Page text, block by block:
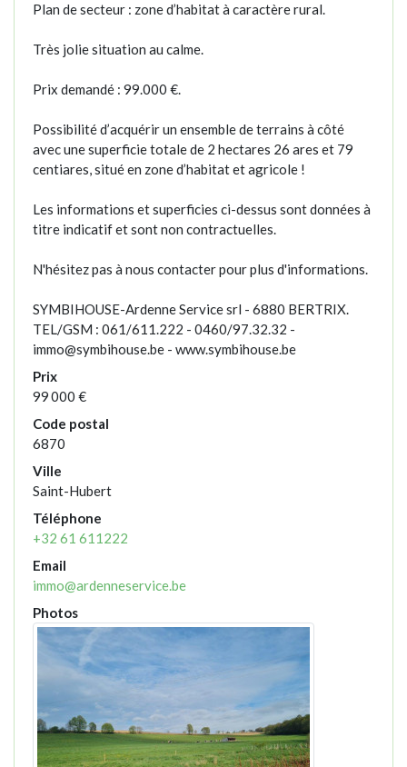
Plan de secteur : zone d’habitat à caractère rural.
Très jolie situation au calme.
Prix demandé : 99.000 €.
Possibilité d’acquérir un ensemble de terrains à côté
avec une superficie totale de 2 hectares 26 ares et 79
centiares, situé en zone d’habitat et agricole !
Les informations et superficies ci-dessus sont données à
titre indicatif et sont non contractuelles.
N'hésitez pas à nous contacter pour plus d'informations.
SYMBIHOUSE-Ardenne Service srl - 6880 BERTRIX.
TEL/GSM : 061/611.222 - 0460/97.32.32 -
immo@symbihouse.be - www.symbihouse.be
Prix
99 000 €
Code postal
6870
Ville
Saint-Hubert
Téléphone
+32 61 611222
Email
immo@ardenneservice.be
Photos